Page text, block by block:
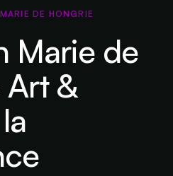
DE HONGRIE
Marie de
&